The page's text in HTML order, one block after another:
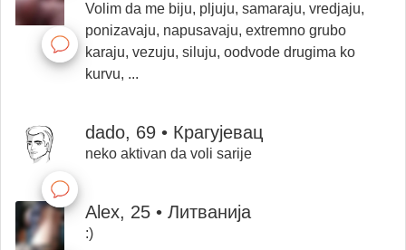
Volim da me biju, pljuju, samaraju, vredjaju,
ponizavaju, napusavaju, extremno grubo
karaju, vezuju, siluju, oodvode drugima ko
kurvu, ...
dado, 69 • Крагујевац
neko aktivan da voli sarije
Alex, 25 • Литванија
:)